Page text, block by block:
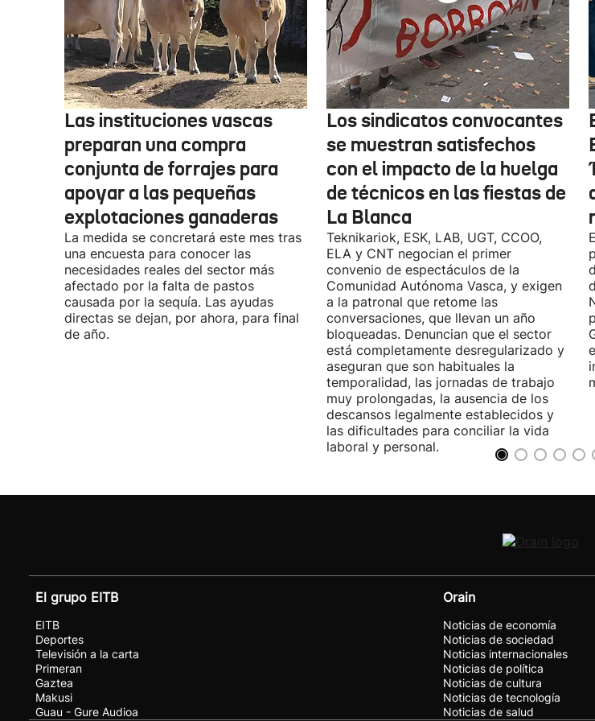
Las instituciones vascas
preparan una compra
conjunta de forrajes para
apoyar a las pequeñas
explotaciones ganaderas
La medida se concretará este mes tras
una encuesta para conocer las
necesidades reales del sector más
afectado por la falta de pastos
causada por la sequía. Las ayudas
directas se dejan, por ahora, para final
de año.
Los sindicatos convocantes
se muestran satisfechos
con el impacto de la huelga
de técnicos en las fiestas de
La Blanca
Teknikariok, ESK, LAB, UGT, CCOO,
ELA y CNT negocian el primer
convenio de espectáculos de la
Comunidad Autónoma Vasca, y exigen
a la patronal que retome las
conversaciones, que llevan un año
bloqueadas. Denuncian que el sector
está completamente desregularizado y
aseguran que son habituales la
temporalidad, las jornadas de trabajo
muy prolongadas, la ausencia de los
descansos legalmente establecidos y
las dificultades para conciliar la vida
laboral y personal.
El grupo EITB
EITB
Deportes
Televisión a la carta
Primeran
Gaztea
Makusi
Guau - Gure Audioa
Orain
Noticias de economía
Noticias de sociedad
Noticias internacionales
Noticias de política
Noticias de cultura
Noticias de tecnología
Noticias de salud